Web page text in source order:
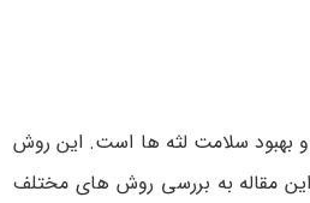
بهبود سلامت لثه ها است. این روش
مقاله به بررسی روش‌ های مختلف